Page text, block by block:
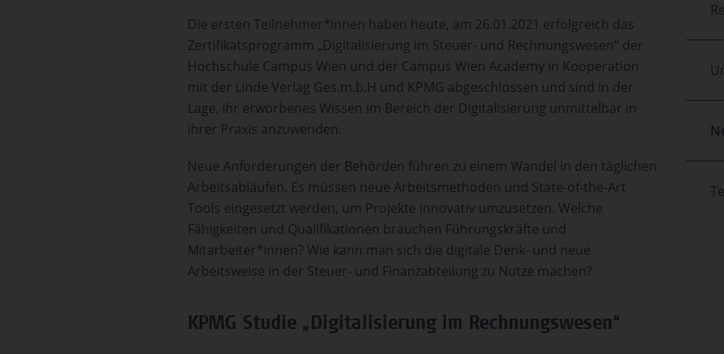
Die ersten Teilnehmer*innen haben heute, am 26.01.2021 erfolgreich das
Zertifikatsprogramm „Digitalisierung im Steuer- und Rechnungswesen“ der
Hochschule Campus Wien und der Campus Wien Academy in Kooperation
mit der Linde Verlag Ges.m.b.H und KPMG abgeschlossen und sind in der
Lage, ihr erworbenes Wissen im Bereich der Digitalisierung unmittelbar in
ihrer Praxis anzuwenden.
Neue Anforderungen der Behörden führen zu einem Wandel in den täglichen
Arbeitsabläufen. Es müssen neue Arbeitsmethoden und State-of-the-Art
Tools eingesetzt werden, um Projekte innovativ umzusetzen. Welche
Fähigkeiten und Qualifikationen brauchen Führungskräfte und
Mitarbeiter*innen? Wie kann man sich die digitale Denk- und neue
Arbeitsweise in der Steuer- und Finanzabteilung zu Nutze machen?
KPMG Studie „Digitalisierung im Rechnungswesen“